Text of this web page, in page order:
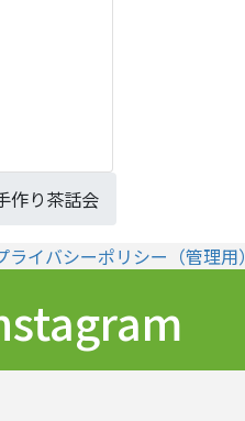
作り茶話会
ライバシーポリシー （管理用）